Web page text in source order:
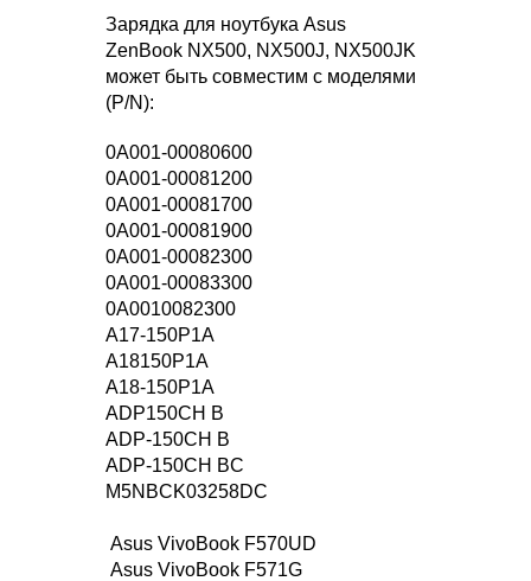
Зарядка для ноутбука Asus
ZenBook NX500, NX500J, NX500JK
может быть совместим с моделями
(P/N):
0A001-00080600
0A001-00081200
0A001-00081700
0A001-00081900
0A001-00082300
0A001-00083300
0A0010082300
A17-150P1A
A18150P1A
A18-150P1A
ADP150CH B
ADP-150CH B
ADP-150CH BC
M5NBCK03258DC
Asus VivoBook F570UD
Asus VivoBook F571G